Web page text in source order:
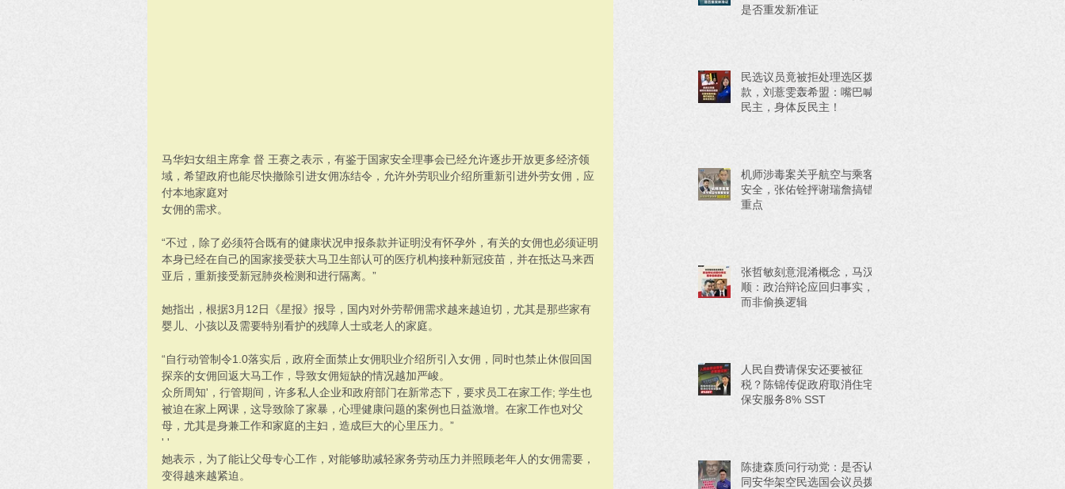
马华妇女组主席拿 督 王赛之表示，有鉴于国家安全理事会已经允许逐步开放更多经济领
域，希望政府也能尽快撤除引进女佣冻结令，允许外劳职业介绍所重新引进外劳女佣，应
付本地家庭对
女佣的需求。
“不过，除了必须符合既有的健康状况申报条款并证明没有怀孕外，有关的女佣也必须证明
本身已经在自己的国家接受获大马卫生部认可的医疗机构接种新冠疫苗，并在抵达马来西
亚后，重新接受新冠肺炎检测和进行隔离。”
她指出，根据3月12日《星报》报导，国内对外劳帮佣需求越来越迫切，尤其是那些家有
婴儿、小孩以及需要特别看护的残障人士或老人的家庭。
“自行动管制令1.0落实后，政府全面禁止女佣职业介绍所引入女佣，同时也禁止休假回国
探亲的女佣回返大马工作，导致女佣短缺的情况越加严峻。
众所周知'，行管期间，许多私人企业和政府部门在新常态下，要求员工在家工作; 学生也
被迫在家上网课，这导致除了家暴，心理健康问题的案例也日益激增。在家工作也对父
母，尤其是身兼工作和家庭的主妇，造成巨大的心里压力。”
' '
她表示，为了能让父母专心工作，对能够助减轻家务劳动压力并照顾老年人的女佣需要，
变得越来越紧迫。
是否重发新准证
民选议员竟被拒处理选区拨
款，刘薏雯轰希盟：嘴巴喊
民主，身体反民主！
机师涉毒案关乎航空与乘客
安全，张佑铨抨谢瑞詹搞错
重点
张哲敏刻意混淆概念，马汉
顺：政治辩论应回归事实，
而非偷换逻辑
人民自费请保安还要被征
税？陈锦传促政府取消住宅
保安服务8% SST
陈捷森质问行动党：是否认
同安华架空民选国会议员拨